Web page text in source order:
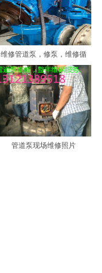
维修管道泵，修泵，维修循
管道泵现场维修照片